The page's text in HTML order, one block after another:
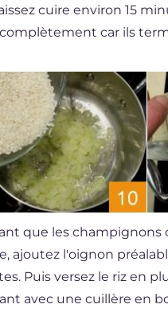
cuire environ 15
car ils
que les champignons
ajoutez l'oignon
Puis versez le riz en
avec une cuillère en